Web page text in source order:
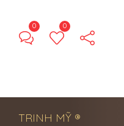
0 0
TRINH MỸ ®